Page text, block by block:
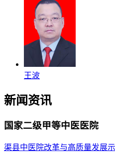
王波
新闻资讯
国家二级甲等中医医院
渠县中医院改革与高质量发展